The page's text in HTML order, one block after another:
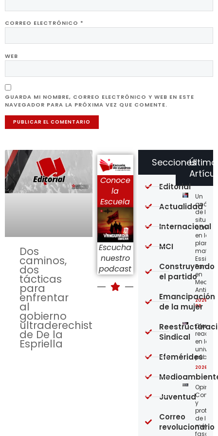
CORREO ELECTRÓNICO *
WEB
GUARDA MI NOMBRE, CORREO ELECTRÓNICO Y WEB EN ESTE
NAVEGADOR PARA LA PRÓXIMA VEZ QUE COMENTE.
Dos
caminos,
dos
tácticas
para
enfrentar
al
gobierno
ultraderechista
de De la
Espriella
Conoce
la
Escuela
Escucha
nuestro
podcast
Un
de la
en la
planta
matriz
Essity-
Familia
en
2026-
08
en las
2026-
y
de los
Secciones
Editorial
Actualidad
Internacional
MCI
Construyendo
el partido
Emancipación
de la mujer
Sindical
Efemérides
Juventud
Correo
revolucionario